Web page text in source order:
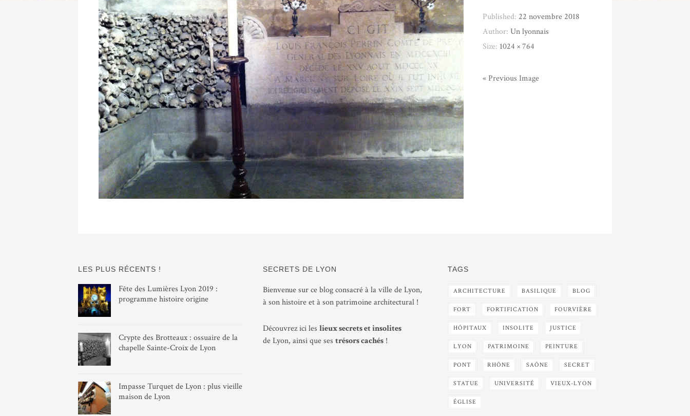
Published: 22 novembre 2018
Author: Un lyonnais
Size: 1024 × 764
« Previous Image
LES PLUS RÉCENTS !
Fête des Lumières Lyon 2019 :
programme histoire origine
Crypte des Brotteaux : ossuaire de la
chapelle Sainte-Croix de Lyon
Impasse Turquet de Lyon : plus vieille
maison de Lyon
SECRETS DE LYON
Bienvenue sur ce blog consacré à la ville de Lyon,
à son histoire et à son patrimoine architectural !
Découvrez ici les lieux secrets et insolites
de Lyon, ainsi que ses trésors cachés !
TAGS
ARCHITECTURE BASILIQUE BLOG
FORT FORTIFICATION FOURVIÈRE
HÔPITAUX INSOLITE JUSTICE
LYON PATRIMOINE PEINTURE
PONT RHÔNE SAÔNE SECRET
STATUE UNIVERSITÉ VIEUX-LYON
ÉGLISE